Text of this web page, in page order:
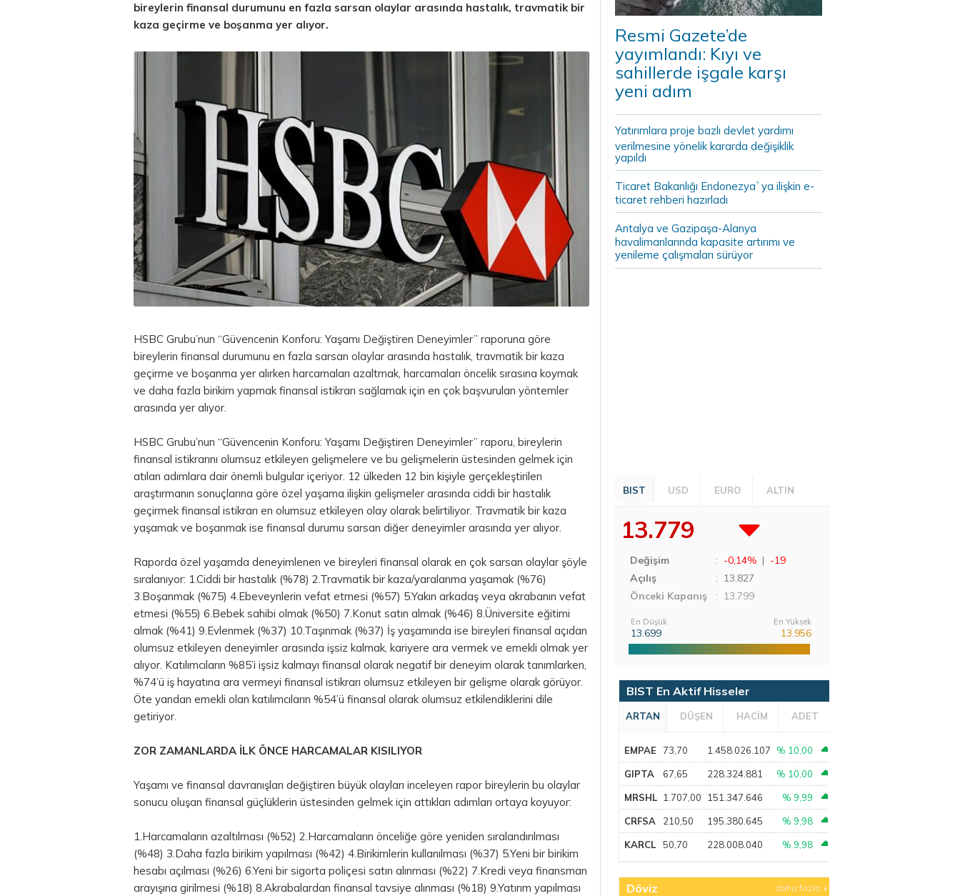
bireylerin finansal durumunu en fazla sarsan olaylar arasında hastalık, travmatik bir
kaza geçirme ve boşanma yer alıyor.
HSBC Grubu’nun “Güvencenin Konforu: Yaşamı Değiştiren Deneyimler” raporuna göre
bireylerin finansal durumunu en fazla sarsan olaylar arasında hastalık, travmatik bir kaza
geçirme ve boşanma yer alırken harcamaları azaltmak, harcamaları öncelik sırasına koymak
ve daha fazla birikim yapmak finansal istikrarı sağlamak için en çok başvurulan yöntemler
arasında yer alıyor.
HSBC Grubu’nun “Güvencenin Konforu: Yaşamı Değiştiren Deneyimler” raporu, bireylerin
finansal istikrarını olumsuz etkileyen gelişmelere ve bu gelişmelerin üstesinden gelmek için
atılan adımlara dair önemli bulgular içeriyor. 12 ülkeden 12 bin kişiyle gerçekleştirilen
araştırmanın sonuçlarına göre özel yaşama ilişkin gelişmeler arasında ciddi bir hastalık
geçirmek finansal istikrarı en olumsuz etkileyen olay olarak belirtiliyor. Travmatik bir kaza
yaşamak ve boşanmak ise finansal durumu sarsan diğer deneyimler arasında yer alıyor.
Raporda özel yaşamda deneyimlenen ve bireyleri finansal olarak en çok sarsan olaylar şöyle
sıralanıyor: 1.Ciddi bir hastalık (%78) 2.Travmatik bir kaza/yaralanma yaşamak (%76)
3.Boşanmak (%75) 4.Ebeveynlerin vefat etmesi (%57) 5.Yakın arkadaş veya akrabanın vefat
etmesi (%55) 6.Bebek sahibi olmak (%50) 7.Konut satın almak (%46) 8.Üniversite eğitimi
almak (%41) 9.Evlenmek (%37) 10.Taşınmak (%37) İş yaşamında ise bireyleri finansal açıdan
olumsuz etkileyen deneyimler arasında işsiz kalmak, kariyere ara vermek ve emekli olmak yer
alıyor. Katılımcıların %85’i işsiz kalmayı finansal olarak negatif bir deneyim olarak tanımlarken,
%74’ü iş hayatına ara vermeyi finansal istikrarı olumsuz etkileyen bir gelişme olarak görüyor.
Öte yandan emekli olan katılımcıların %54’ü finansal olarak olumsuz etkilendiklerini dile
getiriyor.
ZOR ZAMANLARDA İLK ÖNCE HARCAMALAR KISILIYOR
Yaşamı ve finansal davranışları değiştiren büyük olayları inceleyen rapor bireylerin bu olaylar
sonucu oluşan finansal güçlüklerin üstesinden gelmek için attıkları adımları ortaya koyuyor:
1.Harcamaların azaltılması (%52) 2.Harcamaların önceliğe göre yeniden sıralandırılması
(%48) 3.Daha fazla birikim yapılması (%42) 4.Birikimlerin kullanılması (%37) 5.Yeni bir birikim
hesabı açılması (%26) 6.Yeni bir sigorta poliçesi satın alınması (%22) 7.Kredi veya finansman
arayışına girilmesi (%18) 8.Akrabalardan finansal tavsiye alınması (%18) 9.Yatırım yapılması
Resmi Gazete’de
yayımlandı: Kıyı ve
sahillerde işgale karşı
yeni adım
Yatırımlara proje bazlı devlet yardımı
verilmesine yönelik kararda değişiklik
yapıldı
Ticaret Bakanlığı Endonezya`ya ilişkin e-
ticaret rehberi hazırladı
Antalya ve Gazipaşa-Alanya
havalimanlarında kapasite artırımı ve
yenileme çalışmaları sürüyor
BIST USD EURO ALTIN
13.779
Değişim : -0,14% | -19
Açılış
: 13.827
Önceki Kapanış
: 13.799
En Düşük
13.699
En Yüksek
13.956
BIST En Aktif Hisseler
ARTAN DÜŞEN HACİM ADET
EMPAE 73,70 1.458.026.107 % 10,00
GIPTA 67,65 228.324.881 % 10,00
MRSHL 1.707,00 151.347.646 % 9,99
CRFSA 210,50 195.380.645 % 9,98
KARCL 50,70 228.008.040 % 9,98
Döviz daha fazla